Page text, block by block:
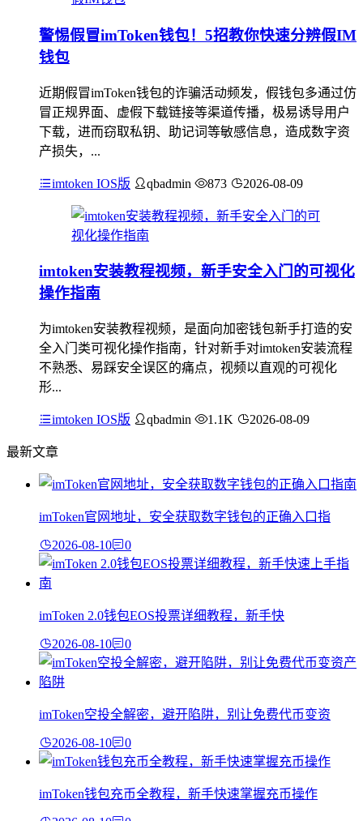
警惕假冒imToken钱包！5招教你快速分辨假IM
钱包
近期假冒imToken钱包的诈骗活动频发，假钱包多通过仿
冒正规界面、虚假下载链接等渠道传播，极易诱导用户
下载，进而窃取私钥、助记词等敏感信息，造成数字资
产损失，...
imtoken IOS版 qbadmin 873 2026-08-09
imtoken安装教程视频，新手安全入门的可视化
操作指南
为imtoken安装教程视频，是面向加密钱包新手打造的安
全入门类可视化操作指南，针对新手对imtoken安装流程
不熟悉、易踩安全误区的痛点，视频以直观的可视化
形...
imtoken IOS版 qbadmin 1.1K 2026-08-09
最新文章
imToken官网地址，安全获取数字钱包的正确入口指
2026-08-10 0
imToken 2.0钱包EOS投票详细教程，新手快
2026-08-10 0
imToken空投全解密，避开陷阱，别让免费代币变资
2026-08-10 0
imToken钱包充币全教程，新手快速掌握充币操作